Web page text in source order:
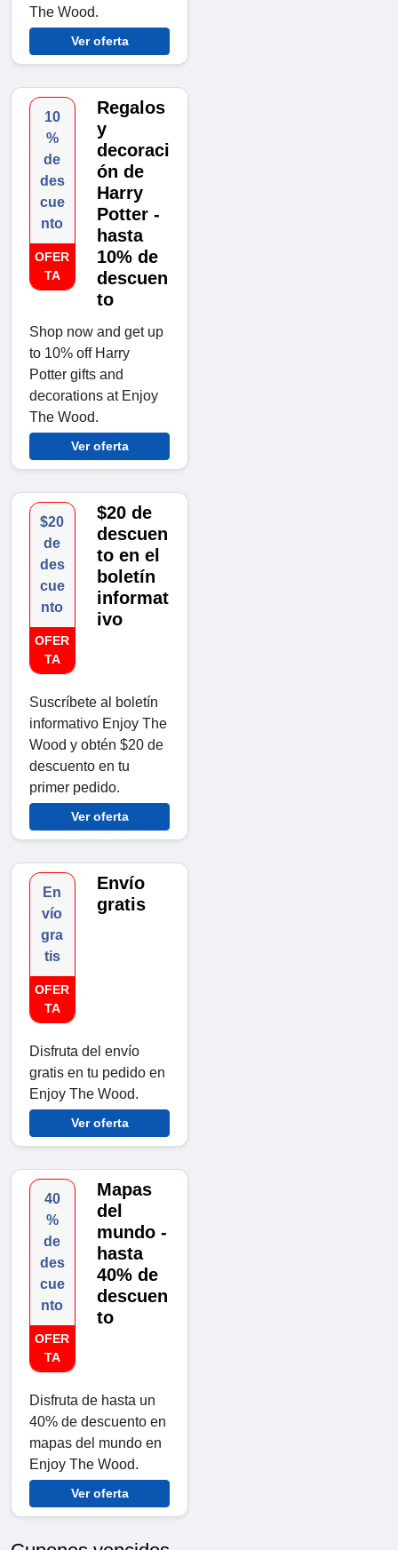
The Wood.
Ver oferta
10
%
de
des
cue
nto
OFER
TA
Regalos
y
decoraci
ón de
Harry
Potter -
hasta
10% de
descuen
to
Shop now and get up
to 10% off Harry
Potter gifts and
decorations at Enjoy
The Wood.
Ver oferta
$20
de
des
cue
nto
OFER
TA
$20 de
descuen
to en el
boletín
informat
ivo
Suscríbete al boletín
informativo Enjoy The
Wood y obtén $20 de
descuento en tu
primer pedido.
Ver oferta
En
vío
gra
tis
OFER
TA
Envío
gratis
Disfruta del envío
gratis en tu pedido en
Enjoy The Wood.
Ver oferta
40
%
de
des
cue
nto
OFER
TA
Mapas
del
mundo -
hasta
40% de
descuen
to
Disfruta de hasta un
40% de descuento en
mapas del mundo en
Enjoy The Wood.
Ver oferta